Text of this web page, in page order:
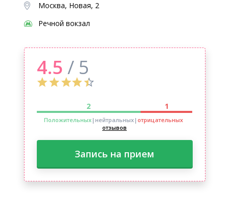
Москва, Новая, 2
Речной вокзал
4.5 / 5
2 1
Положительных|нейтральных| отрицательных
отзывов
Запись на прием